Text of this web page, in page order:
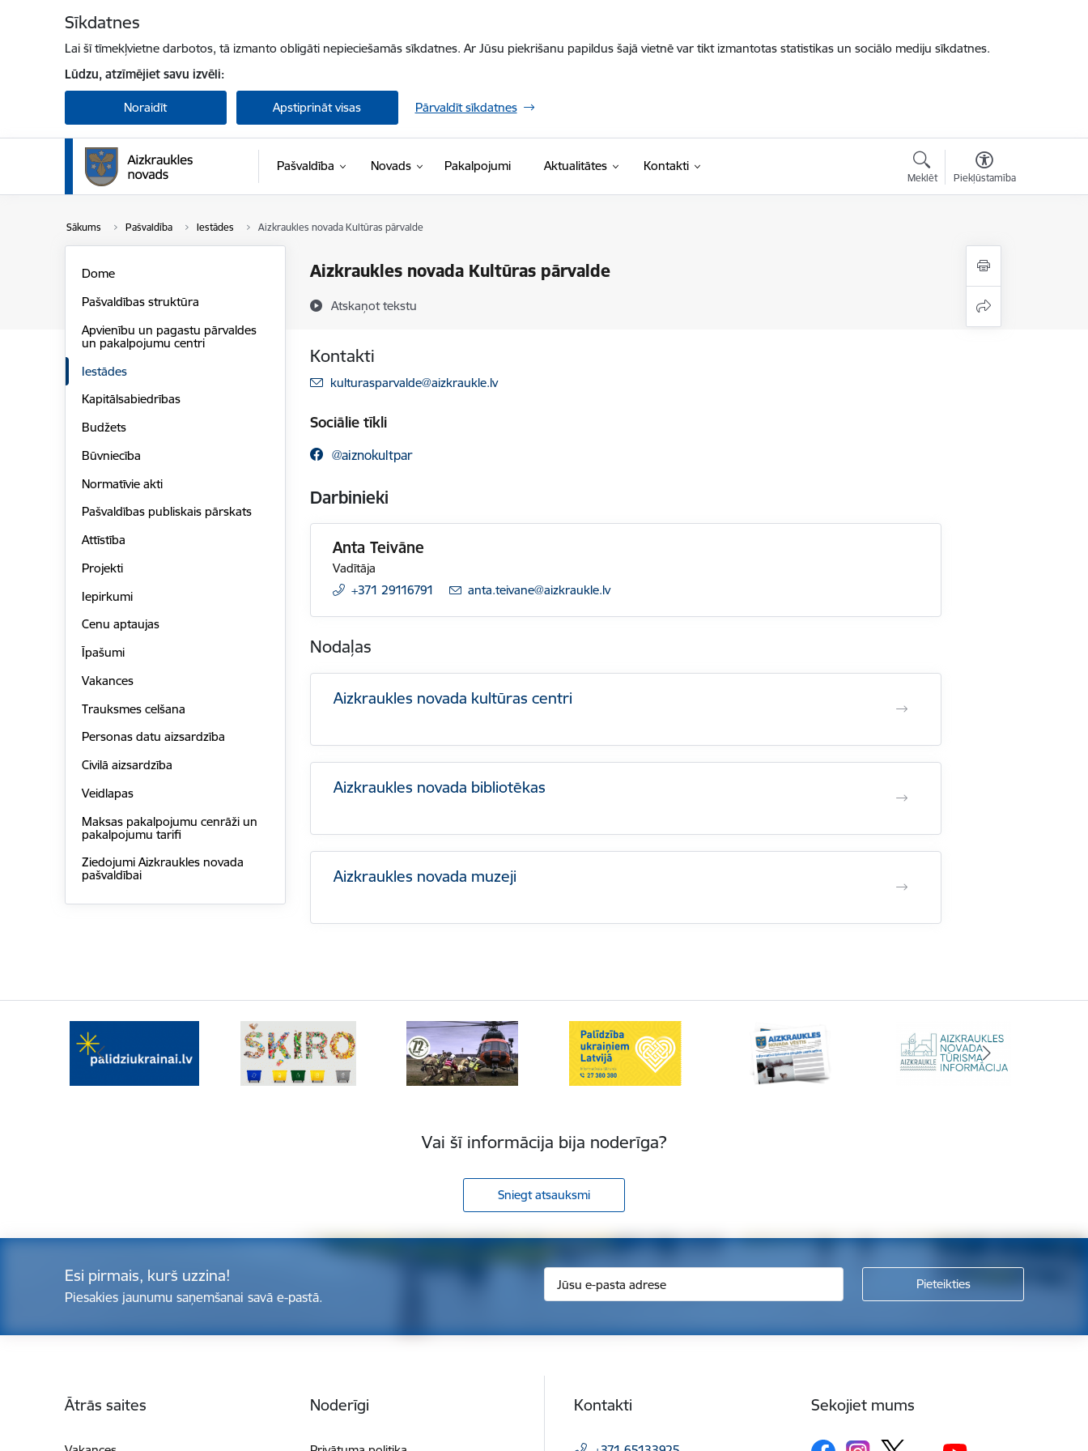
Sīkdatnes
Lai šī tīmekļvietne darbotos, tā izmanto obligāti nepieciešamās sīkdatnes. Ar Jūsu piekrišanu papildus šajā vietnē var tikt izmantotas statistikas un sociālo mediju sīkdatnes.
Lūdzu, atzīmējiet savu izvēli:
Noraidīt Apstiprināt visas Pārvaldīt sīkdatnes
Pašvaldība Novads Pakalpojumi Aktualitātes Kontakti
Meklēt Piekļūstamība
Sākums Pašvaldība Iestādes Aizkraukles novada Kultūras pārvalde
Aizkraukles novada Kultūras pārvalde
Atskaņot tekstu
Dome
Pašvaldības struktūra
Apvienību un pagastu pārvaldes
un pakalpojumu centri
Iestādes
Kapitālsabiedrības
Budžets
Būvniecība
Normatīvie akti
Pašvaldības publiskais pārskats
Attīstība
Projekti
Iepirkumi
Cenu aptaujas
Īpašumi
Vakances
Trauksmes celšana
Personas datu aizsardzība
Civilā aizsardzība
Veidlapas
Maksas pakalpojumu cenrāži un
pakalpojumu tarifi
Ziedojumi Aizkraukles novada
pašvaldībai
Kontakti
E-pasts:
kulturasparvalde@aizkraukle.lv
Sociālie tīkli
@aiznokultpar
Darbinieki
Anta Teivāne
Vadītāja
+371 29116791
E-pasts:
anta.teivane@aizkraukle.lv
Nodaļas
Aizkraukles novada kultūras centri
Aizkraukles novada bibliotēkas
Aizkraukles novada muzeji
Vai šī informācija bija noderīga?
Sniegt atsauksmi
Esi pirmais, kurš uzzina!
Piesakies jaunumu saņemšanai savā e-pastā.
Ātrās saites Noderīgi Kontakti Sekojiet mums